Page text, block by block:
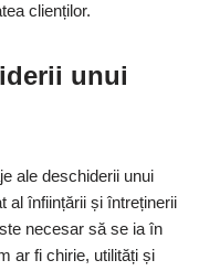
clienților.
unui
ale deschiderii unui
al înființării și întreținerii
necesar să se ia în
ar fi chirie, utilități și